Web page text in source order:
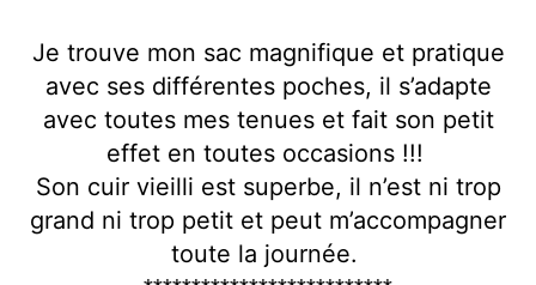
Je trouve mon sac magnifique et pratique
avec ses différentes poches, il s’adapte
avec toutes mes tenues et fait son petit
effet en toutes occasions !!!
Son cuir vieilli est superbe, il n’est ni trop
grand ni trop petit et peut m’accompagner
toute la journée.